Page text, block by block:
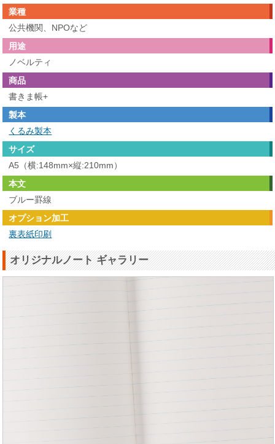
業種
公共機関、NPOなど
用途
ノベルティ
商品
書きま帳+
製本
くるみ製本
サイズ
A5（横:148mm×縦:210mm）
本文
ブルー罫線
オプション加工
裏表紙印刷
オリジナルノート ギャラリー